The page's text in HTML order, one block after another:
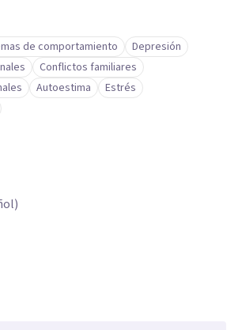
de comportamiento
Depresión
Conflictos familiares
Autoestima
Estrés